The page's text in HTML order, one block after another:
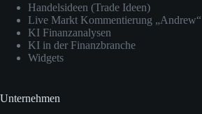
Handelsideen (Trade Ideen)
Live Markt Kommentierung „Andrew“
KI Finanzanalysen
KI in der Finanzbranche
Widgets
Unternehmen